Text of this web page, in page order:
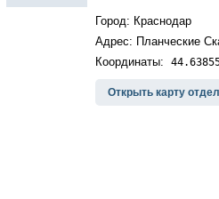
Город: Краснодар
Адрес: Планческие
Координаты:
Открыть карту